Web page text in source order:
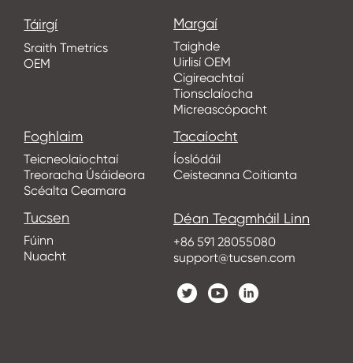
Táirgí
Sraith Tmetrics
OEM
Margaí
Taighde
Uirlisí OEM
Cigireachtaí
Tionsclaíocha
Micreascópacht
Foghlaim
Teicneolaíochtaí
Treoracha Úsáideora
Scéalta Ceamara
Tacaíocht
Íoslódáil
Ceisteanna Coitianta
Tucsen
Fúinn
Nuacht
Déan Teagmháil Linn
+86 591 28055080
support@tucsen.com